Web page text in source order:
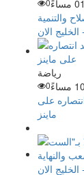
0
والتنمية
الان
رياضة
0
على
ماينز